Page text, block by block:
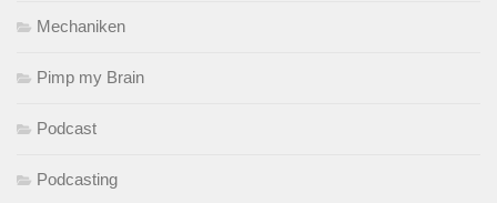
Mechaniken
Pimp my Brain
Podcast
Podcasting